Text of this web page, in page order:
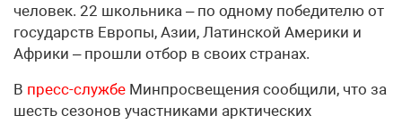
человек. 22 школьника – по одному победителю от
государств Европы, Азии, Латинской Америки и
Африки – прошли отбор в своих странах.
В пресс-службе Минпросвещения сообщили, что за
шесть сезонов участниками арктических